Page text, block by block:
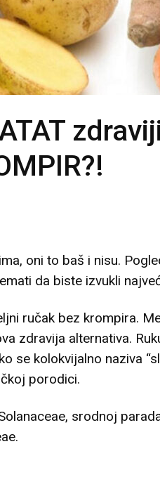
oni to baš i nisu.
da biste izvukli
ručak bez krompira.
zdravija alternativa.
se kolokvijalno naziva
porodici.
srodnoj